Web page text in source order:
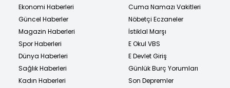
Ekonomi Haberleri
Güncel Haberler
Magazin Haberleri
Spor Haberleri
Dünya Haberleri
Sağlık Haberleri
Kadın Haberleri
Cuma Namazı Vakitleri
Nöbetçi Eczaneler
İstiklal Marşı
E Okul VBS
E Devlet Giriş
Günlük Burç Yorumları
Son Depremler